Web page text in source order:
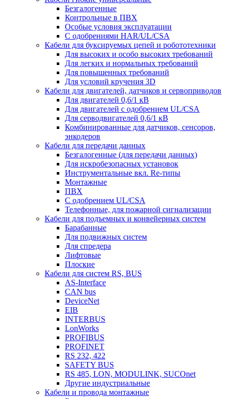
Безгалогенные
Контрольные в ПВХ
Особые условия эксплуатации
С одобрениями HAR/UL/CSA
Кабели для буксируемых цепей и робототехники
Для высоких и особо высоких требований
Для легких и нормальных требований
Для повышенных требований
Для условий кручения 3D
Кабели для двигателей, датчиков и сервоприводов
Для двигателей 0,6/1 кВ
Для двигателей с одобрением UL/CSA
Для серводвигателей 0,6/1 кВ
Комбинированные для датчиков, cенсоров,
энкодеров
Кабели для передачи данных
Безгалогенные (для передачи данных)
Для искробезопасных установок
Инструментальные вкл. Re-типы
Монтажные
ПВХ
С одобрением UL/CSA
Телефонные, для пожарной сигнализации
Кабели для подъемных и конвейерных систем
Барабанные
Для подвижных систем
Для спредера
Лифтовые
Плоские
Кабели для систем RS, BUS
AS-Interface
CAN bus
DeviceNet
EIB
INTERBUS
LonWorks
PROFIBUS
PROFINET
RS 232, 422
SAFETY BUS
RS 485, LON, MODULINK, SUCOnet
Другие индустриальные
Кабели и провода монтажные